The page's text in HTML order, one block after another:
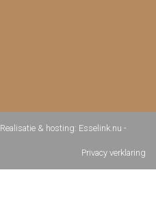
Realisatie & hosting: Esselink.nu -
Privacy verklaring